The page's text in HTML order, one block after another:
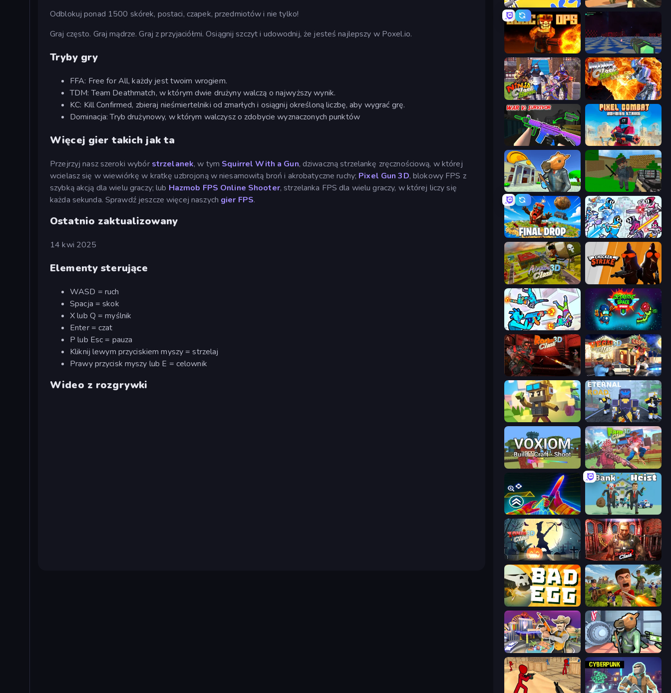
Odblokuj ponad 1500 skórek, postaci, czapek, przedmiotów i nie tylko!
Graj często. Graj mądrze. Graj z przyjaciółmi. Osiągnij szczyt i udowodnij, że jesteś najlepszy w Poxel.io.
Tryby gry
FFA: Free for All, każdy jest twoim wrogiem.
TDM: Team Deathmatch, w którym dwie drużyny walczą o najwyższy wynik.
KC: Kill Confirmed, zbieraj nieśmiertelniki od zmarłych i osiągnij określoną liczbę, aby wygrać grę.
Dominacja: Tryb drużynowy, w którym walczysz o zdobycie wyznaczonych punktów
Więcej gier takich jak ta
Przejrzyj nasz szeroki wybór strzelanek, w tym Squirrel With a Gun, dziwaczną strzelankę zręcznościową, w której
wcielasz się w wiewiórkę w kratkę uzbrojoną w niesamowitą broń i akrobatyczne ruchy; Pixel Gun 3D, blokowy FPS z
szybką akcją dla wielu graczy; lub Hazmob FPS Online Shooter, strzelanka FPS dla wielu graczy, w której liczy się
każda sekunda. Sprawdź jeszcze więcej naszych gier FPS.
Ostatnio zaktualizowany
14 kwi 2025
Elementy sterujące
WASD = ruch
Spacja = skok
X lub Q = myślnik
Enter = czat
P lub Esc = pauza
Kliknij lewym przyciskiem myszy = strzelaj
Prawy przycisk myszy lub E = celownik
Wideo z rozgrywki
Paintball King Pixel Force
BLOCOPS Crazy Bots
Ninja Clash Heroes Moon Clash Heroes
War V: Survivor Pixel Combat: Zombies Strike
Bank Robbery 3 Crazy Pixel Apocalypse
Final Drop Space Wars Battleground
Airport Clash 3D Chicken Strike
Gravity Arena Shooter Zombie Space Episode 2
Rocket Clash 3D Vegas Clash 3D
Pixel Shooter Eternal Road
Voxiom.io Farm Clash 3D
Surf GO Parkour Bank Heist
Zombie Clash 3D: Halloween Subway Clash 2
Bad Egg Redcoats.io
Casino Robbery Bank Robbery